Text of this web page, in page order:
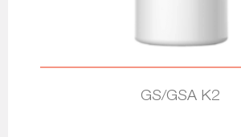
GS/GSA K2